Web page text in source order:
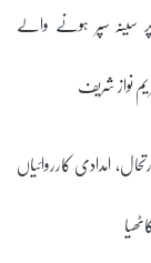
سینہ سپر ہونے والے
نواز شریف
امدادی کارروائیاں